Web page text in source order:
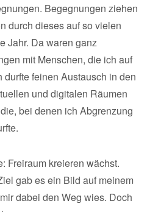
Begegnungen ziehen
durch dieses auf so vielen
Jahr. Da waren ganz
mit Menschen, die ich auf
durfte feinen Austausch in den
und digitalen Räumen
bei denen ich Abgrenzung
Freiraum kreieren wächst.
gab es ein Bild auf meinem
dabei den Weg wies. Doch